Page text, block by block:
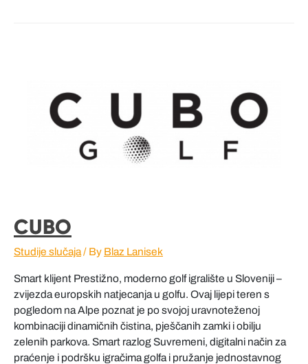
CUBO
Studije slučaja/ By Blaz Lanisek
Smart klijent Prestižno, moderno golf igralište u Sloveniji –
zvijezda europskih natjecanja u golfu. Ovaj lijepi teren s
pogledom na Alpe poznat je po svojoj uravnoteženoj
kombinaciji dinamičnih čistina, pješčanih zamki i obilju
zelenih parkova. Smart razlog Suvremeni, digitalni način za
praćenje i podršku igračima golfa i pružanje jednostavnog